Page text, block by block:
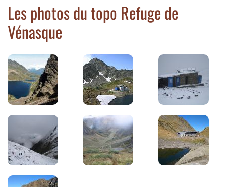
Les photos du topo Refuge de
Vénasque